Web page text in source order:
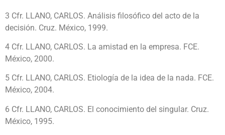
3 Cfr. LLANO, CARLOS. Análisis filosófico del acto de la
decisión. Cruz. México, 1999.
4 Cfr. LLANO, CARLOS. La amistad en la empresa. FCE.
México, 2000.
5 Cfr. LLANO, CARLOS. Etiología de la idea de la nada. FCE.
México, 2004.
6 Cfr. LLANO, CARLOS. El conocimiento del singular. Cruz.
México, 1995.